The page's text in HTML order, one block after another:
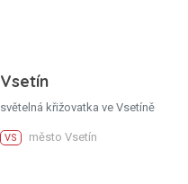
Vsetín
světelná křižovatka ve Vsetíně
VS město Vsetín